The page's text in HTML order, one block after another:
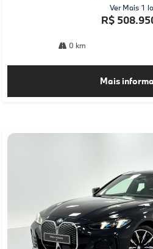
Ver Mais 1
R$
0 km
Mais